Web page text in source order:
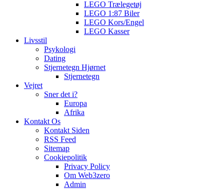
LEGO Trælegetøj
LEGO 1:87 Biler
LEGO Kors/Engel
LEGO Kasser
Livsstil
Psykologi
Dating
Stjernetegn Hjørnet
Stjernetegn
Vejret
Sner det i?
Europa
Afrika
Kontakt Os
Kontakt Siden
RSS Feed
Sitemap
Cookiepolitik
Privacy Policy
Om Web3zero
Admin